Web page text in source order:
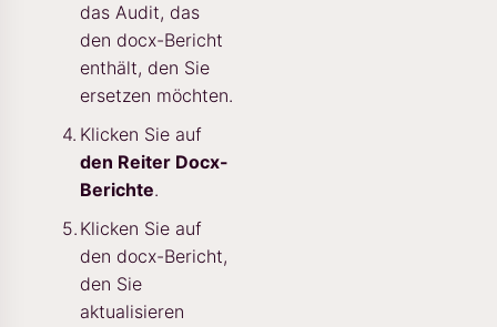
das Audit, das
den docx-Bericht
enthält, den Sie
ersetzen möchten.
Klicken Sie auf
den Reiter Docx-
Berichte.
Klicken Sie auf
den docx-Bericht,
den Sie
aktualisieren